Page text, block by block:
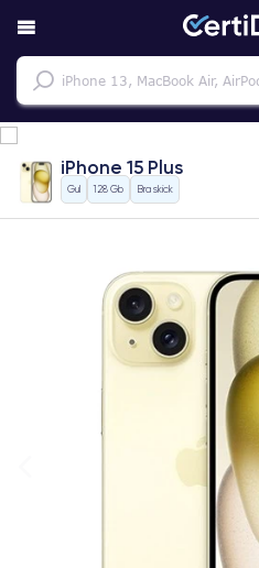
iPhone 15 Plus
Gul 128 Gb Bra skick